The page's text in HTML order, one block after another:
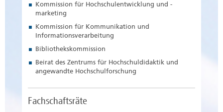
Kommission für Hochschulentwicklung und -
marketing
Kommission für Kommunikation und
Informationsverarbeitung
Bibliothekskommission
Beirat des Zentrums für Hochschuldidaktik und
angewandte Hochschulforschung
Fachschaftsräte